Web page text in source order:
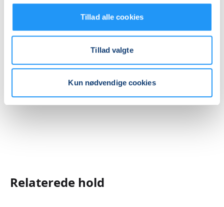
Tillad alle cookies
Tillad valgte
Kun nødvendige cookies
Se på kort
Relaterede hold